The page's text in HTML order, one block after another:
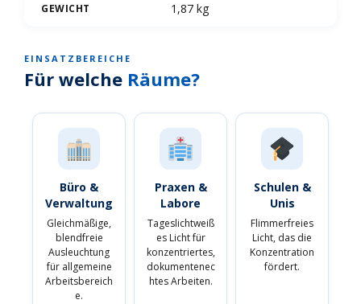
GEWICHT 1,87 kg
EINSATZBEREICHE
Für welche Räume?
Büro &
Verwaltung
Gleichmäßige,
blendfreie
Ausleuchtung
für allgemeine
Arbeitsbereich
e.
Praxen &
Labore
Tageslichtweiß
es Licht für
konzentriertes,
dokumentenec
htes Arbeiten.
Schulen &
Unis
Flimmerfreies
Licht, das die
Konzentration
fördert.